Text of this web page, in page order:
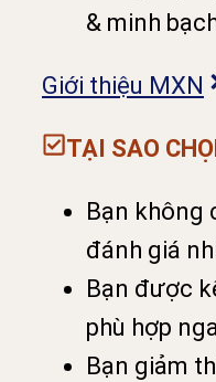
& minh
Giới thiệu MXN
TẠI SAO
Bạn không
đánh giá
Bạn được
phù hợp
Bạn giảm